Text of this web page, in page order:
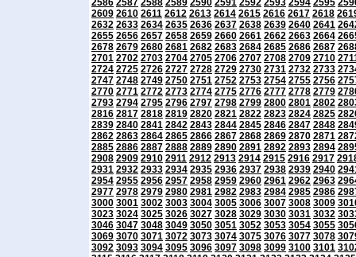
2586 2587 2588 2589 2590 2591 2592 2593 2594 2595
2609 2610 2611 2612 2613 2614 2615 2616 2617 2618
2632 2633 2634 2635 2636 2637 2638 2639 2640 2641
2655 2656 2657 2658 2659 2660 2661 2662 2663 2664
2678 2679 2680 2681 2682 2683 2684 2685 2686 2687
2701 2702 2703 2704 2705 2706 2707 2708 2709 2710
2724 2725 2726 2727 2728 2729 2730 2731 2732 2733
2747 2748 2749 2750 2751 2752 2753 2754 2755 2756
2770 2771 2772 2773 2774 2775 2776 2777 2778 2779
2793 2794 2795 2796 2797 2798 2799 2800 2801 2802
2816 2817 2818 2819 2820 2821 2822 2823 2824 2825
2839 2840 2841 2842 2843 2844 2845 2846 2847 2848
2862 2863 2864 2865 2866 2867 2868 2869 2870 2871
2885 2886 2887 2888 2889 2890 2891 2892 2893 2894
2908 2909 2910 2911 2912 2913 2914 2915 2916 2917
2931 2932 2933 2934 2935 2936 2937 2938 2939 2940
2954 2955 2956 2957 2958 2959 2960 2961 2962 2963
2977 2978 2979 2980 2981 2982 2983 2984 2985 2986
3000 3001 3002 3003 3004 3005 3006 3007 3008 3009
3023 3024 3025 3026 3027 3028 3029 3030 3031 3032
3046 3047 3048 3049 3050 3051 3052 3053 3054 3055
3069 3070 3071 3072 3073 3074 3075 3076 3077 3078
3092 3093 3094 3095 3096 3097 3098 3099 3100 3101